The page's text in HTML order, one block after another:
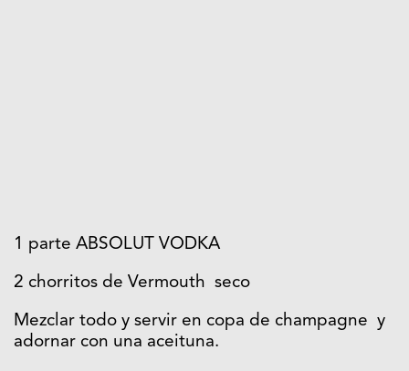
1 parte ABSOLUT VODKA
2 chorritos de Vermouth seco
Mezclar todo y servir en copa de champagne y
adornar con una aceituna.